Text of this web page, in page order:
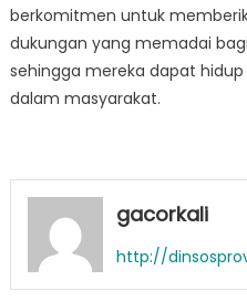
berkomitmen untuk
dukungan yang memadai
sehingga mereka dapat
dalam masyarakat.
gacorkali
http://